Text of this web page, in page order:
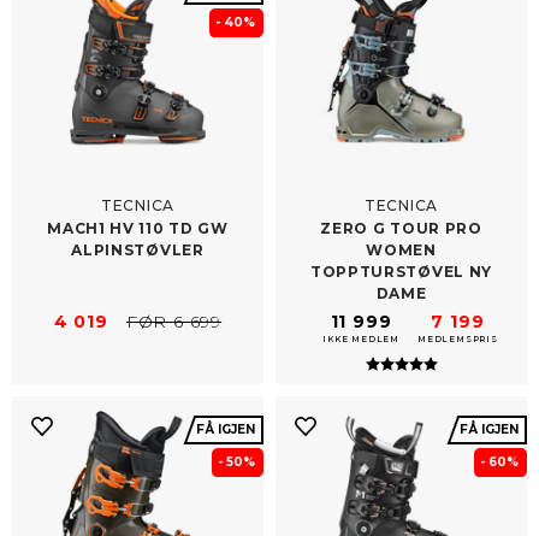
- 40%
TECNICA
MACH1 HV 110 TD GW
ALPINSTØVLER
4 019 FØR 6 699
TECNICA
ZERO G TOUR PRO
WOMEN
TOPPTURSTØVEL NY
DAME
11 999
IKKE MEDLEM
7 199
MEDLEMSPRIS
Karakter:
5.0 av 5
FÅ IGJEN
- 50%
FÅ IGJEN
- 60%